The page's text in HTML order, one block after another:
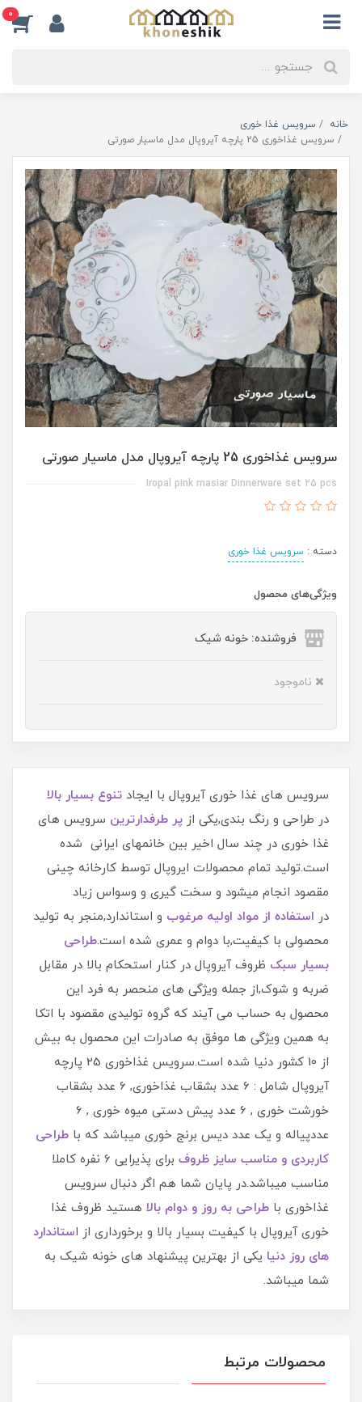
0
خانه
سرویس غذا خوری
سرویس غذاخوری 25 پارچه آیروپال مدل ماسیار صورتی
سرویس غذاخوری 25 پارچه آیروپال مدل ماسیار صورتی
Iropal pink masiar Dinnerware set 25 pcs
دسته : سرویس غذا خوری
ویژگی‌های محصول
فروشنده: خونه شیک
ناموجود
سرویس های غذا خوری آیروپال با ایجاد تنوع بسیار بالا
در طراحی و رنگ بندی,یکی از پر طرفدارترین سرویس های
غذا خوری در چند سال اخیر بین خانمهای ایرانی شده
است.تولید تمام محصولات ایروپال توسط کارخانه چینی
مقصود انجام میشود و سخت گیری و وسواس زیاد
در استفاده از مواد اولیه مرغوب و استاندارد,منجر به تولید
محصولی با کیفیت,با دوام و عمری شده است.طراحی
بسیار سبک ظروف آیروپال در کنار استحکام بالا در مقابل
ضربه و شوک,از جمله ویژگی های منحصر به فرد این
محصول به حساب می آیند که گروه تولیدی مقصود با اتکا
به همین ویژگی ها موفق به صادرات این محصول به بیش
از 10 کشور دنیا شده است.سرویس غذاخوری 25 پارچه
آیروپال شامل : 6 عدد بشقاب غذاخوری, 6 عدد بشقاب
خورشت خوری , 6 عدد پیش دستی میوه خوری , 6
عددپیاله و یک عدد دیس برنج خوری میباشد که با طراحی
کاربردی و مناسب سایز ظروف
برای پذیرایی 6 نفره کاملا
مناسب میباشد.در پایان شما هم اگر دنبال سرویس
غذاخوری با طراحی به روز و دوام بالا هستید ظروف غذا
خوری آیروپال با کیفیت بسیار بالا و برخورداری از استاندارد
های روز دنیا یکی از بهترین پیشنهاد های خونه شیک به
شما میباشد.
محصولات مرتبط